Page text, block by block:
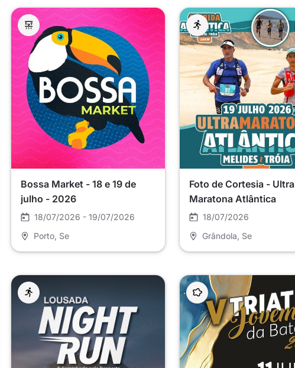
Bossa Market - 18 e 19 de
julho - 2026
18/07/2026 - 19/07/2026
Porto , Se
Foto de Cortesia - Ultra
Maratona Atlântica
18/07/2026
Grândola , Se